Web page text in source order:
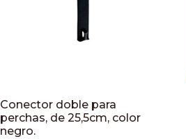
Conector doble para
perchas, de 25,5cm, color
negro.